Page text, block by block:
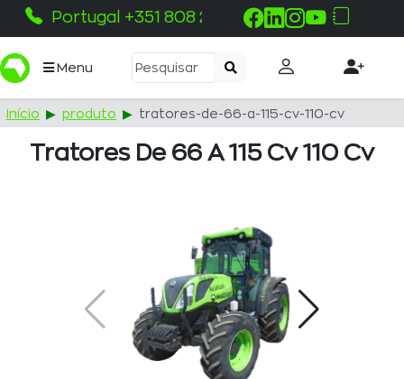
Portugal +351 808 215 115
Menu
Início produto tratores-de-66-a-115-cv-110-cv
Tratores De 66 A 115 Cv 110 Cv